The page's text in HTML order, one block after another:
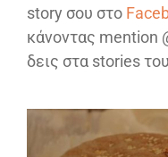
story σου στο
κάνοντας mention
δεις στα stories